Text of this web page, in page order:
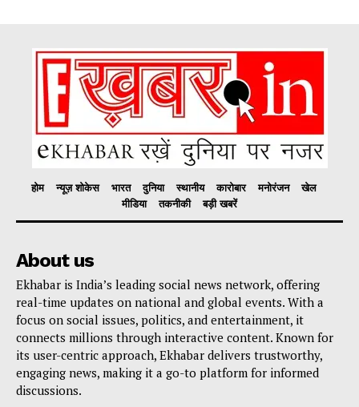
होम न्यूज़ शोकेस भारत दुनिया स्थानीय कारोबार मनोरंजन
खेल
मीडिया
तकनीकी बड़ी खबरें
About us
Ekhabar is India’s leading social news network, offering
real-time updates on national and global events. With a
focus on social issues, politics, and entertainment, it
connects millions through interactive content. Known for
its user-centric approach, Ekhabar delivers trustworthy,
engaging news, making it a go-to platform for informed
discussions.